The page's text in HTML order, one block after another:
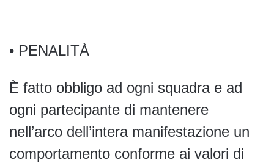
• PENALITÀ
È fatto obbligo ad ogni squadra e ad
ogni partecipante di mantenere
nell’arco dell’intera manifestazione un
comportamento conforme ai valori di